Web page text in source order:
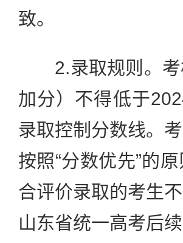
致。
2.录取规则。考
加分）不得低于
录取控制分数线。
按照“分数优先”的
合评价录取的考生
山东省统一高考后